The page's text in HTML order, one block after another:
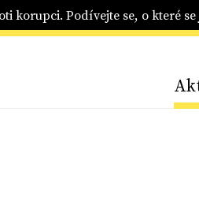
korupci. Podívejte se, o které se